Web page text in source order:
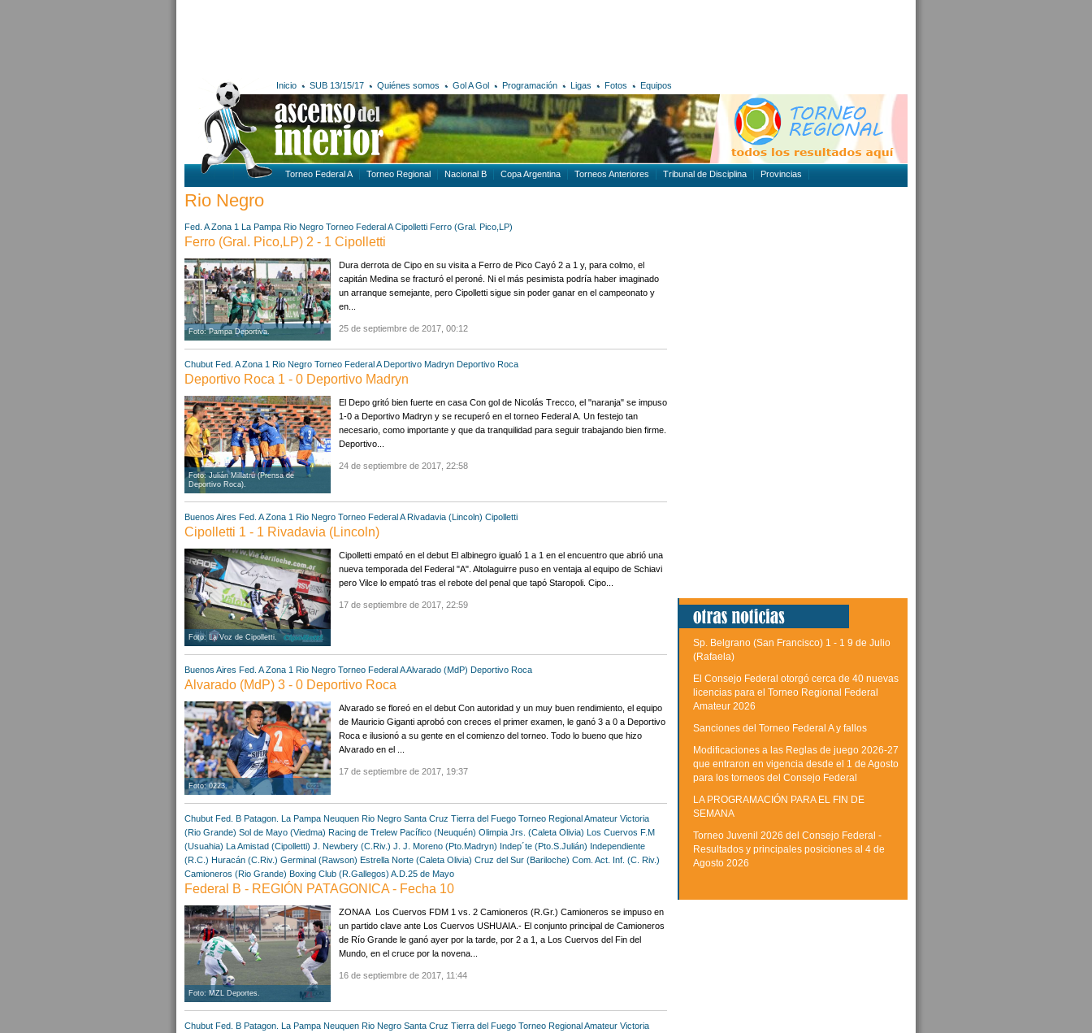
Inicio SUB 13/15/17 Quiénes somos Gol A Gol Programación Ligas Fotos Equipos
Torneo Federal A Torneo Regional Nacional B Copa Argentina Torneos Anteriores Tribunal de Disciplina Provincias
Rio Negro
Fed. A Zona 1 La Pampa Rio Negro Torneo Federal A Cipolletti Ferro (Gral. Pico,LP)
Ferro (Gral. Pico,LP) 2 - 1 Cipolletti
Foto: Pampa Deportiva.
Dura derrota de Cipo en su visita a Ferro de Pico Cayó 2 a 1 y, para colmo, el
capitán Medina se fracturó el peroné. Ni el más pesimista podría haber imaginado
un arranque semejante, pero Cipolletti sigue sin poder ganar en el campeonato y
en...
25 de septiembre de 2017, 00:12
Chubut Fed. A Zona 1 Rio Negro Torneo Federal A Deportivo Madryn Deportivo Roca
Deportivo Roca 1 - 0 Deportivo Madryn
Foto: Julián Millatrú (Prensa de
Deportivo Roca).
El Depo gritó bien fuerte en casa Con gol de Nicolás Trecco, el "naranja" se impuso
1-0 a Deportivo Madryn y se recuperó en el torneo Federal A. Un festejo tan
necesario, como importante y que da tranquilidad para seguir trabajando bien firme.
Deportivo...
24 de septiembre de 2017, 22:58
Buenos Aires Fed. A Zona 1 Rio Negro Torneo Federal A Rivadavia (Lincoln) Cipolletti
Cipolletti 1 - 1 Rivadavia (Lincoln)
Foto: La Voz de Cipolletti.
Cipolletti empató en el debut El albinegro igualó 1 a 1 en el encuentro que abrió una
nueva temporada del Federal "A". Altolaguirre puso en ventaja al equipo de Schiavi
pero Vilce lo empató tras el rebote del penal que tapó Staropoli. Cipo...
17 de septiembre de 2017, 22:59
Buenos Aires Fed. A Zona 1 Rio Negro Torneo Federal AAlvarado (MdP) Deportivo Roca
Alvarado (MdP) 3 - 0 Deportivo Roca
Foto: 0223.
Alvarado se floreó en el debut Con autoridad y un muy buen rendimiento, el equipo
de Mauricio Giganti aprobó con creces el primer examen, le ganó 3 a 0 a Deportivo
Roca e ilusionó a su gente en el comienzo del torneo. Todo lo bueno que hizo
Alvarado en el ...
17 de septiembre de 2017, 19:37
Chubut Fed. B Patagon. La Pampa Neuquen Rio Negro Santa Cruz Tierra del Fuego Torneo Regional Amateur Victoria
(Rio Grande) Sol de Mayo (Viedma) Racing de Trelew Pacífico (Neuquén) Olimpia Jrs. (Caleta Olivia) Los Cuervos F.M
(Usuahia) La Amistad (Cipolletti) J. Newbery (C.Riv.) J. J. Moreno (Pto.Madryn) Indep´te (Pto.S.Julián) Independiente
(R.C.) Huracán (C.Riv.) Germinal (Rawson) Estrella Norte (Caleta Olivia) Cruz del Sur (Bariloche) Com. Act. Inf. (C. Riv.)
Camioneros (Rio Grande) Boxing Club (R.Gallegos) A.D.25 de Mayo
Federal B - REGIÓN PATAGONICA - Fecha 10
Foto: MZL Deportes.
ZONA A Los Cuervos FDM 1 vs. 2 Camioneros (R.Gr.) Camioneros se impuso en
un partido clave ante Los Cuervos USHUAIA.- El conjunto principal de Camioneros
de Río Grande le ganó ayer por la tarde, por 2 a 1, a Los Cuervos del Fin del
Mundo, en el cruce por la novena...
16 de septiembre de 2017, 11:44
Chubut Fed. B Patagon. La Pampa Neuquen Rio Negro Santa Cruz Tierra del Fuego Torneo Regional Amateur Victoria
Sp. Belgrano (San Francisco) 1 - 1 9 de Julio
(Rafaela)
El Consejo Federal otorgó cerca de 40 nuevas
licencias para el Torneo Regional Federal
Amateur 2026
Sanciones del Torneo Federal A y fallos
Modificaciones a las Reglas de juego 2026-27
que entraron en vigencia desde el 1 de Agosto
para los torneos del Consejo Federal
LA PROGRAMACIÓN PARA EL FIN DE
SEMANA
Torneo Juvenil 2026 del Consejo Federal -
Resultados y principales posiciones al 4 de
Agosto 2026